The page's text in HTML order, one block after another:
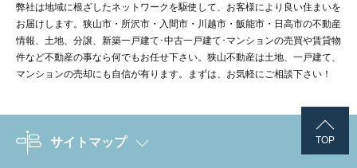
弊社は地域に根ざしたネットワークを駆使して、お客様により良い住まいを
お届けします。狭山市・所沢市・入間市・川越市・飯能市・日高市の不動産
情報、土地、分譲、新築一戸建て･中古一戸建て･マンションの売買や賃貸物
件など不動産の事なら何でもお任せ下さい。狭山不動産は土地、一戸建て、
マンションの売却にも自信が有ります。まずは、お気軽にご相談下さい！
TOP
サイトマップ